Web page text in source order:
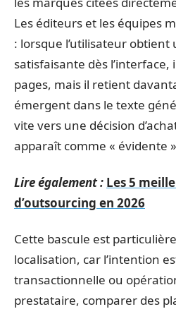
Les éditeurs et les équipes
: lorsque l’utilisateur obtient
satisfaisante dès l’interface,
pages, mais il retient
émergent dans le texte
vite vers une décision
apparaît comme « évidente
Lire également : Les 5
d’outsourcing en 2026
Cette bascule est
localisation, car l’intention
transactionnelle ou
prestataire, comparer des